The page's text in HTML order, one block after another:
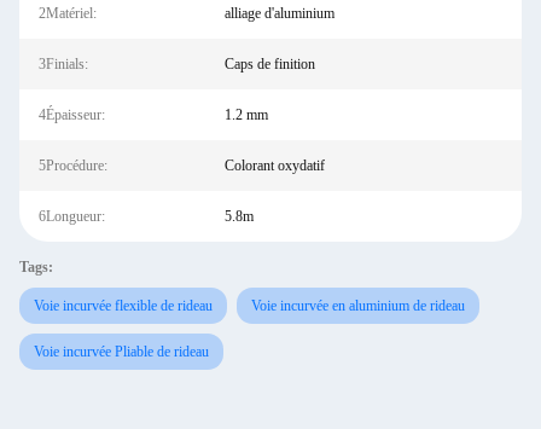
2Matériel: alliage d'aluminium
3Finials: Caps de finition
4Épaisseur: 1.2 mm
5Procédure: Colorant oxydatif
6Longueur: 5.8m
Tags:
Voie incurvée flexible de rideau Voie incurvée en aluminium de rideau
Voie incurvée Pliable de rideau